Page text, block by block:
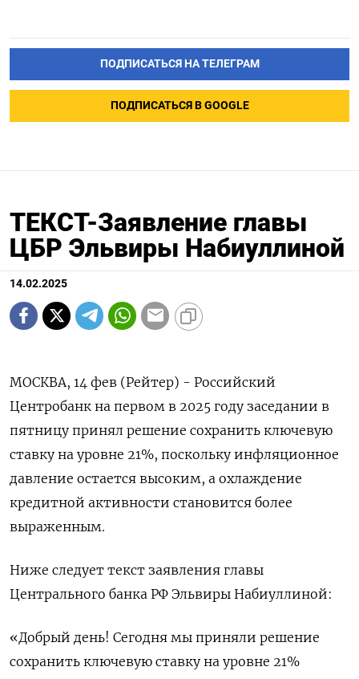
ПОДПИСАТЬСЯ НА ТЕЛЕГРАМ
ПОДПИСАТЬСЯ В GOOGLE
ТЕКСТ-Заявление главы
ЦБР Эльвиры Набиуллиной
14.02.2025
МОСКВА, 14 фев (Рейтер) - Российский
Центробанк на первом в 2025 году заседании в
пятницу принял решение сохранить ключевую
ставку на уровне 21%, поскольку инфляционное
давление остается высоким, а охлаждение
кредитной активности становится более
выраженным.
Ниже следует текст заявления главы
Центрального банка РФ Эльвиры Набиуллиной:
«Добрый день! Сегодня мы приняли решение
сохранить ключевую ставку на уровне 21%